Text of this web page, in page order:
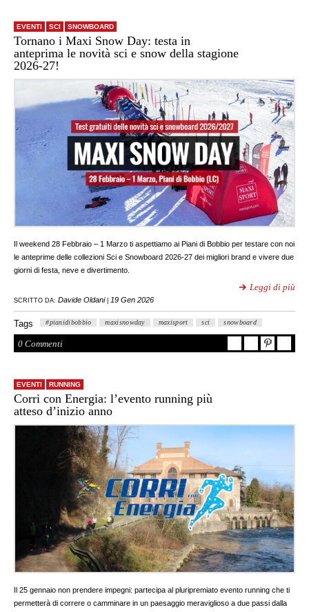
EVENTI SCI SNOWBOARD
Tornano i Maxi Snow Day: testa in
anteprima le novità sci e snow della stagione
2026-27!
Il weekend 28 Febbraio – 1 Marzo ti aspettiamo ai Piani di Bobbio per testare con noi
le anteprime delle collezioni Sci e Snowboard 2026-27 dei migliori brand e vivere due
giorni di festa, neve e divertimento.
Leggi di più
SCRITTO DA: Davide Oldani 19 Gen 2026
Tags #pianidibobbio maxisnowday maxisport sci snowboard
0 Commenti
EVENTI RUNNING
Corri con Energia: l’evento running più
atteso d’inizio anno
Il 25 gennaio non prendere impegni: partecipa al pluripremiato evento running che ti
permetterà di correre o camminare in un paesaggio meraviglioso a due passi dalla